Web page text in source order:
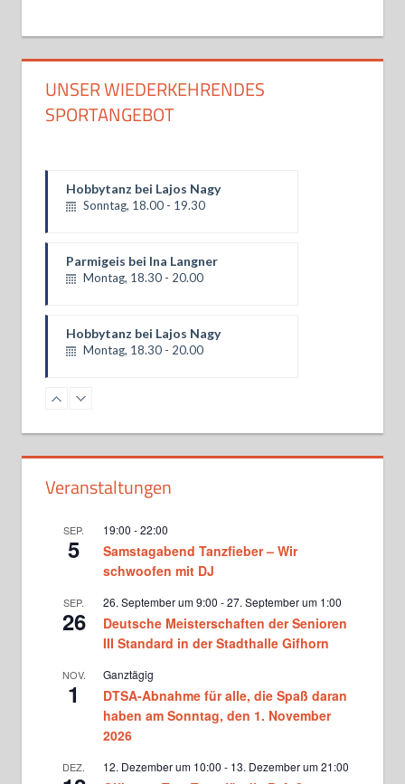
UNSER WIEDERKEHRENDES
SPORTANGEBOT
Parmigeis bei Ina Langner
Montag, 18.30 - 20.00
Hobbytanz bei Lajos Nagy
Montag, 18.30 - 20.00
Turniergruppe Basics bei Martina
und Matthias Donners
Standardformation bei Martina
Dienstag, 20.00 - 20.45
Standard Jugendtraining bei
Victoria Ghadiri und Vlad
Mittwoch, 17.15 - 18.45
Turniertraining Standard 1 bei
Michael Wenger sowie Vicky
Mittwoch, 19.00 - 20.30
Turniertraining Standard 2 bei
Michael Wenger sowie Vicky
Mittwoch, 20.30 - 22.00
Der Hof tanzt bei Kerstin
Oltmanns
Donnerstag, 14.15 - 15.15
TSC-Kids bei Kerstin Oltmanns
Veranstaltungen
SEP.
5
19:00 -22:00
Samstagabend Tanzfieber – Wir
schwoofen mit DJ
SEP.
26
26. September um 9:00 -27. September um 1:00
Deutsche Meisterschaften der Senioren
III Standard in der Stadthalle Gifhorn
NOV.
1
Ganztägig
DTSA-Abnahme für alle, die Spaß daran
haben am Sonntag, den 1. November
2026
DEZ. 12. Dezember um 10:00 - 13. Dezember um 21:00